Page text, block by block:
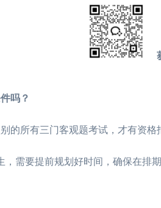
吗？
的所有三门客观题考试，才有资
需要提前规划好时间，确保在排